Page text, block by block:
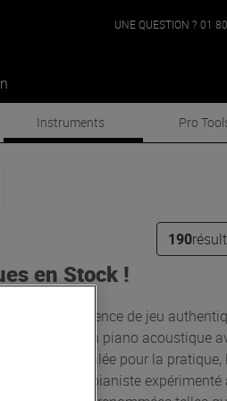
UNE QUESTION ? 01
Instruments Pro
190
en Stock !
une expérience de jeu
et le son d'un piano acoustique
inégalée pour la
piano ou un pianiste